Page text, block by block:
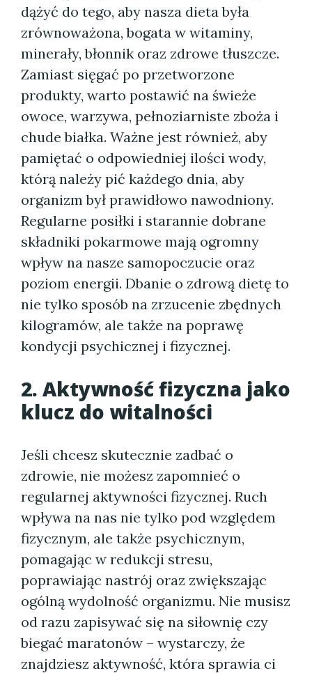
dążyć do tego, aby nasza dieta była
zrównoważona, bogata w witaminy,
minerały, błonnik oraz zdrowe tłuszcze.
Zamiast sięgać po przetworzone
produkty, warto postawić na świeże
owoce, warzywa, pełnoziarniste zboża i
chude białka. Ważne jest również, aby
pamiętać o odpowiedniej ilości wody,
którą należy pić każdego dnia, aby
organizm był prawidłowo nawodniony.
Regularne posiłki i starannie dobrane
składniki pokarmowe mają ogromny
wpływ na nasze samopoczucie oraz
poziom energii. Dbanie o zdrową dietę to
nie tylko sposób na zrzucenie zbędnych
kilogramów, ale także na poprawę
kondycji psychicznej i fizycznej.
2. Aktywność fizyczna jako
klucz do witalności
Jeśli chcesz skutecznie zadbać o
zdrowie, nie możesz zapomnieć o
regularnej aktywności fizycznej. Ruch
wpływa na nas nie tylko pod względem
fizycznym, ale także psychicznym,
pomagając w redukcji stresu,
poprawiając nastrój oraz zwiększając
ogólną wydolność organizmu. Nie musisz
od razu zapisywać się na siłownię czy
biegać maratonów – wystarczy, że
znajdziesz aktywność, która sprawia ci